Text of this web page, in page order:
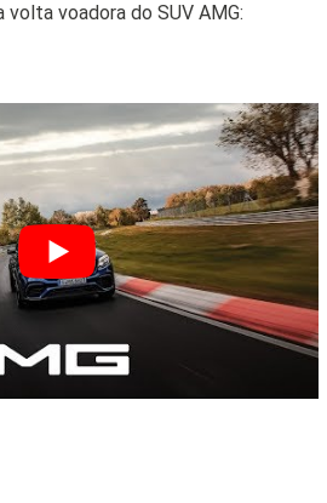
volta voadora do SUV AMG: